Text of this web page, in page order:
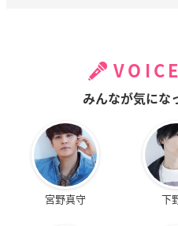
みんなが気にな
宮野真守 下